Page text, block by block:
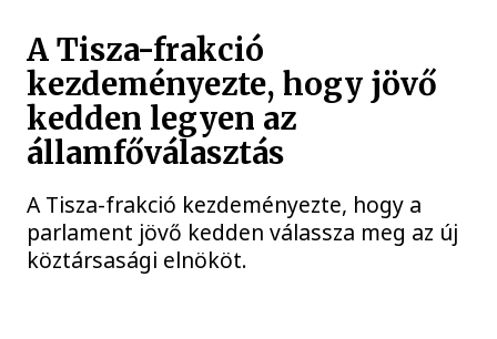
A Tisza-frakció
kezdeményezte, hogy jövő
kedden legyen az
államfőválasztás
A Tisza-frakció kezdeményezte, hogy a
parlament jövő kedden válassza meg az új
köztársasági elnököt.